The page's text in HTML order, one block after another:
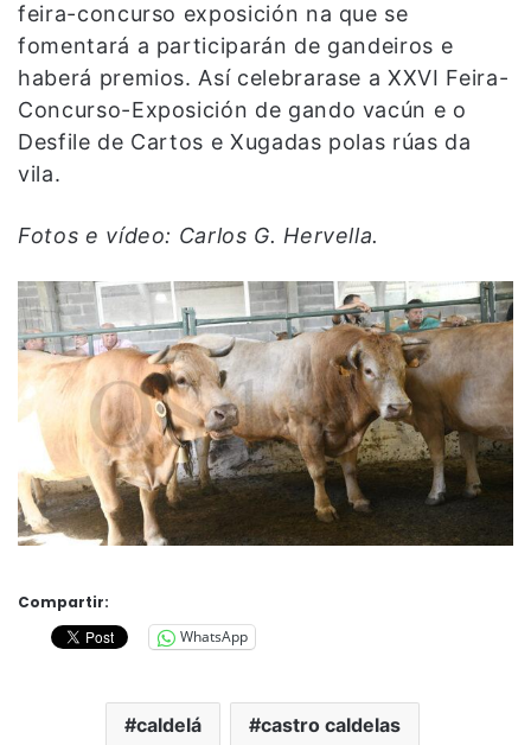
feira-concurso exposición na que se
fomentará a participarán de gandeiros e
haberá premios. Así celebrarase a XXVI Feira-
Concurso-Exposición de gando vacún e o
Desfile de Cartos e Xugadas polas rúas da
vila.
Fotos e vídeo: Carlos G. Hervella.
Compartir:
WhatsApp
caldelá castro caldelas